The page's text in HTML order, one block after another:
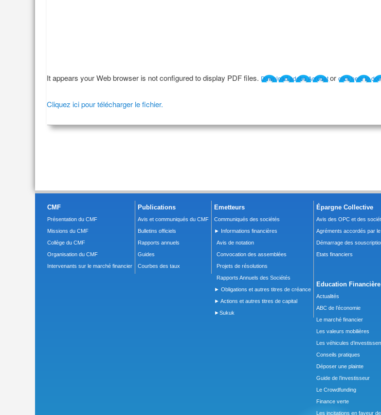
It appears your Web browser is not configured to display PDF files. Download adobe Acrobator click here to
Cliquez ici pour télécharger le fichier.
CMF
Présentation du CMF
Missions du CMF
Collège du CMF
Organisation du CMF
Intervenants sur le marché financier
Publications
Avis et communiqués du CMF
Bulletins officiels
Rapports annuels
Guides
Courbes des taux
Emetteurs
Communiqués des sociétés
► Informations financières
Avis de notation
Convocation des assemblées
Projets de résolutions
Rapports Annuels des Sociétés
► Obligations et autres titres de créance
► Actions et autres titres de capital
►Sukuk
Épargne Collective
Avis des OPC et des
Agréments accordés par
Démarrage des
Etats financiers
Education Financière
Actualités
ABC de l’économie
Le marché financier
Les valeurs mobilières
Les véhicules
Conseils pratiques
Déposer une plainte
Guide de l’investisseur
Le Crowdfunding
Finance verte
Les incitations en faveur